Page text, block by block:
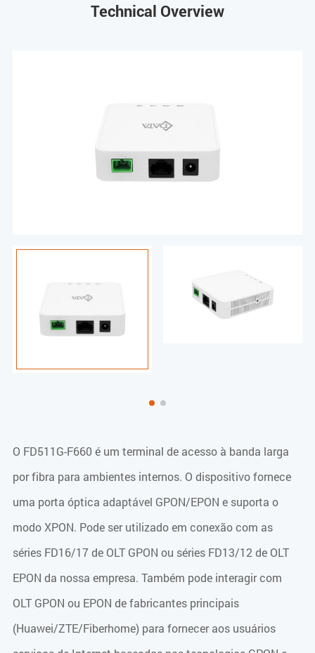
Technical Overview
O FD511G-F660 é um terminal de acesso à banda larga
por fibra para ambientes internos. O dispositivo fornece
uma porta óptica adaptável GPON/EPON e suporta o
modo XPON. Pode ser utilizado em conexão com as
séries FD16/17 de OLT GPON ou séries FD13/12 de OLT
EPON da nossa empresa. Também pode interagir com
OLT GPON ou EPON de fabricantes principais
(Huawei/ZTE/Fiberhome) para fornecer aos usuários